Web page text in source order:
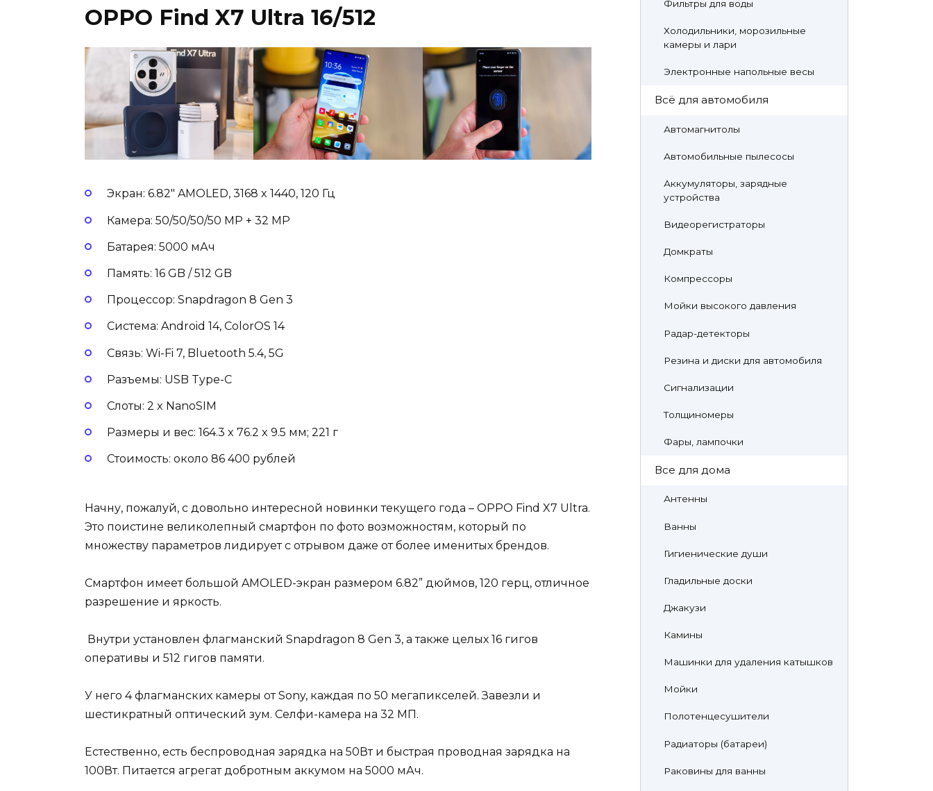
OPPO Find X7 Ultra 16/512
Экран: 6.82″ AMOLED, 3168 x 1440, 120 Гц
Камера: 50/50/50/50 MP + 32 MP
Батарея: 5000 мАч
Память: 16 GB / 512 GB
Процессор: Snapdragon 8 Gen 3
Система: Android 14, ColorOS 14
Связь: Wi-Fi 7, Bluetooth 5.4, 5G
Разъемы: USB Type-C
Слоты: 2 x NanoSIM
Размеры и вес: 164.3 x 76.2 x 9.5 мм; 221 г
Стоимость: около 86 400 рублей
Начну, пожалуй, с довольно интересной новинки текущего года – OPPO Find X7 Ultra.
Это поистине великолепный смартфон по фото возможностям, который по
множеству параметров лидирует с отрывом даже от более именитых брендов.
Смартфон имеет большой AMOLED-экран размером 6.82” дюймов, 120 герц, отличное
разрешение и яркость.
Внутри установлен флагманский Snapdragon 8 Gen 3, а также целых 16 гигов
оперативы и 512 гигов памяти.
У него 4 флагманских камеры от Sony, каждая по 50 мегапикселей. Завезли и
шестикратный оптический зум. Селфи-камера на 32 МП.
Естественно, есть беспроводная зарядка на 50Вт и быстрая проводная зарядка на
100Вт. Питается агрегат добротным аккумом на 5000 мАч.
Фильтры для воды
Холодильники, морозильные
камеры и лари
Электронные напольные весы
Всё для автомобиля
Автомагнитолы
Автомобильные пылесосы
Аккумуляторы, зарядные
устройства
Видеорегистраторы
Домкраты
Компрессоры
Мойки высокого давления
Радар-детекторы
Резина и диски для автомобиля
Сигнализации
Толщиномеры
Фары, лампочки
Все для дома
Антенны
Ванны
Гигиенические души
Гладильные доски
Джакузи
Камины
Машинки для удаления катышков
Мойки
Полотенцесушители
Радиаторы (батареи)
Раковины для ванны